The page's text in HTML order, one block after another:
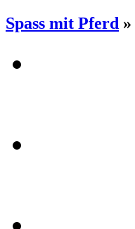
Spass mit Pferd »